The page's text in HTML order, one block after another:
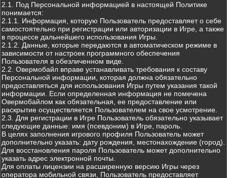
2.1. Под Персональной информацией в настоящей Политике
понимается:
2.1.1. Информация, которую Пользователь предоставляет о себе
самостоятельно при регистрации или авторизации в Игре, а также
в процессе дальнейшего использования Игры.
2.1.2. Данные, которые передаются в автоматическом режиме в
зависимости от настроек программного обеспечения
Пользователя в обезличенном виде.
2.2. Овермобайл вправе устанавливать требования к составу
Персональной информации, которая должна обязательно
предоставляться для использования Игры путем указания такой
информации. Если определенная информация не помечена
Овермобайлом как обязательная, ее предоставление или
раскрытие осуществляется Пользователем на свое усмотрение.
2.3. Для регистрации в Игре Пользователь обязательно указывает
следующие данные: имя (псевдоним) в Игре, пароль.
В целях заполнения игрового профиля Пользователь может
дополнительно указать: дату рождения, местонахождение (город).
Для восстановления пароля Пользователь может дополнительно
указать адрес электронной почты.
Для оплаты лицензии на расширенную версию Игры через
оператора мобильной связи, Пользователь предоставляет